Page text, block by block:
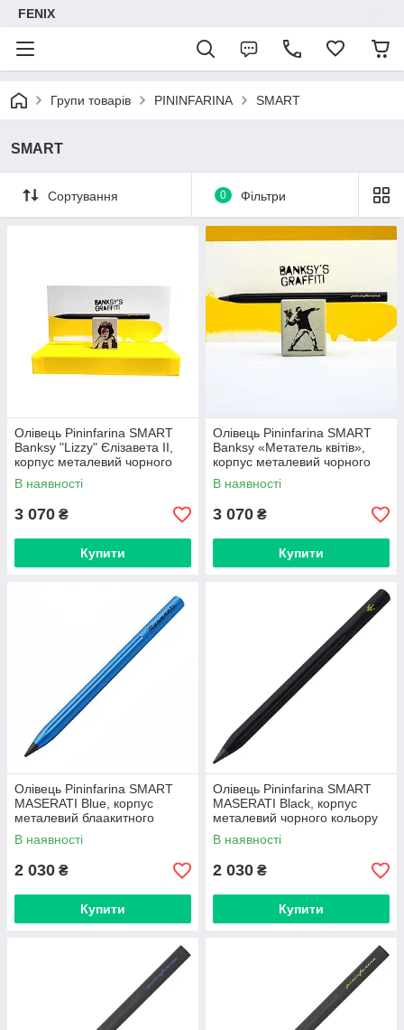
FENIX
Групи товарів PININFARINA SMART
SMART
Сортування 0 Фільтри
Олівець Pininfarina SMART
Banksy "Lizzy" Єлізавета II,
корпус металевий чорного
кольору на підставці
В наявності
3 070 ₴
Купити
Олівець Pininfarina SMART
Banksy «Метатель квітів»,
корпус металевий чорного
кольору на підставці
В наявності
3 070 ₴
Купити
Олівець Pininfarina SMART
MASERATI Blue, корпус
металевий блаакитного
кольору
В наявності
2 030 ₴
Купити
Олівець Pininfarina SMART
MASERATI Black, корпус
металевий чорного кольору
В наявності
2 030 ₴
Купити